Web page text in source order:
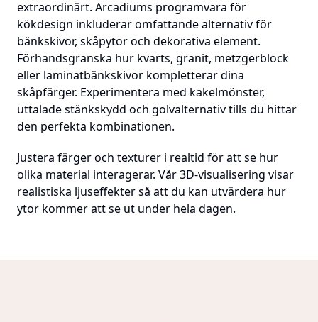
extraordinärt. Arcadiums programvara för
kökdesign inkluderar omfattande alternativ för
bänkskivor, skåpytor och dekorativa element.
Förhandsgranska hur kvarts, granit, metzgerblock
eller laminatbänkskivor kompletterar dina
skåpfärger. Experimentera med kakelmönster,
uttalade stänkskydd och golvalternativ tills du hittar
den perfekta kombinationen.
Justera färger och texturer i realtid för att se hur
olika material interagerar. Vår 3D-visualisering visar
realistiska ljuseffekter så att du kan utvärdera hur
ytor kommer att se ut under hela dagen.